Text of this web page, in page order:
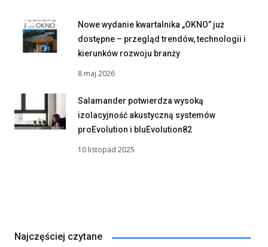
Nowe wydanie kwartalnika „OKNO” już
dostępne – przegląd trendów, technologii i
kierunków rozwoju branży
8 maj 2026
Salamander potwierdza wysoką
izolacyjność akustyczną systemów
proEvolution i bluEvolution82
10 listopad 2025
Najczęściej czytane